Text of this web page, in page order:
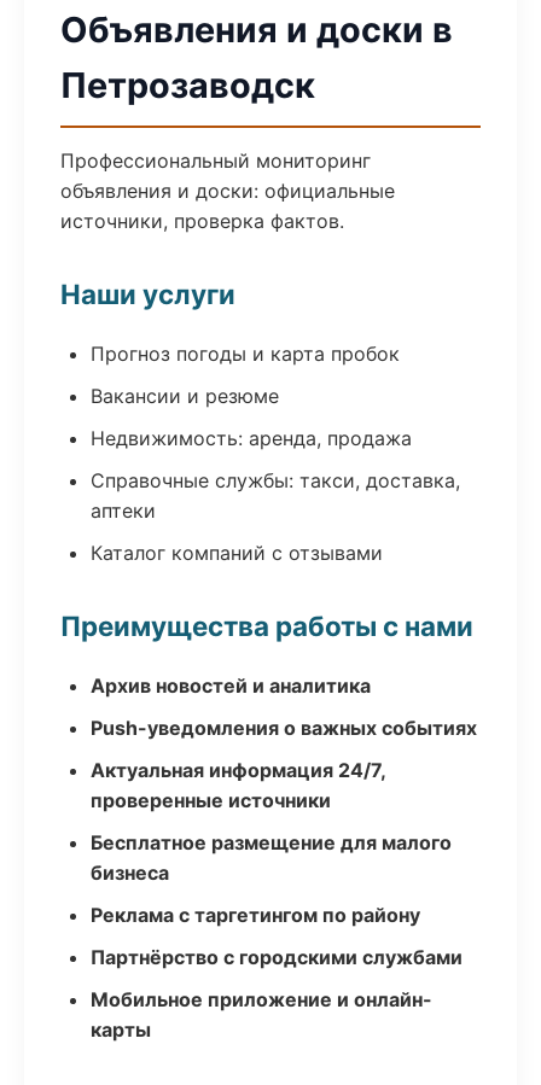
Объявления и доски в
Петрозаводск
Профессиональный мониторинг
объявления и доски: официальные
источники, проверка фактов.
Наши услуги
Прогноз погоды и карта пробок
Вакансии и резюме
Недвижимость: аренда, продажа
Справочные службы: такси, доставка,
аптеки
Каталог компаний с отзывами
Преимущества работы с нами
Архив новостей и аналитика
Push-уведомления о важных событиях
Актуальная информация 24/7,
проверенные источники
Бесплатное размещение для малого
бизнеса
Реклама с таргетингом по району
Партнёрство с городскими службами
Мобильное приложение и онлайн-
карты